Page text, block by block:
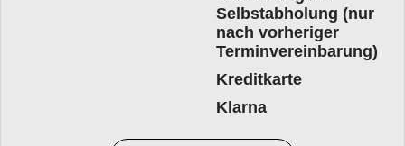
Selbstabholung (nur
nach vorheriger
Terminvereinbarung)
Kreditkarte
Klarna